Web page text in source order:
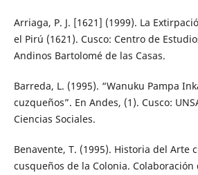
Arriaga, P. J. [1621] (1999). La
el Pirú (1621). Cusco: Centro de
Andinos Bartolomé de las Casas.
Barreda, L. (1995). “Wanuku Pampa
cuzqueños”. En Andes, (1). Cusco:
Ciencias Sociales.
Benavente, T. (1995). Historia del Arte
cusqueños de la Colonia.